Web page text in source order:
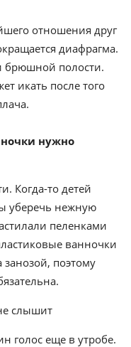
отношения друг
диафрагма.
брюшной полости.
икать после того
нужно
Когда-то детей
уберечь нежную
пеленками
ванночки
поэтому
слышит
голос еще в утробе.